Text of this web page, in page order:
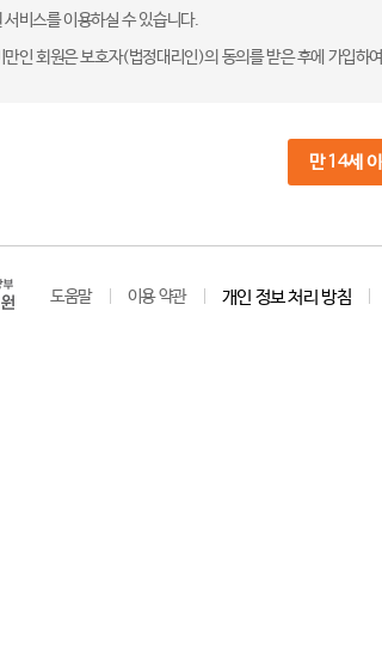
서비스를 이용하실 수 있습니다.
만인 회원은 보호자(법정대리인)의 동의를 받은 후에 가입하
만 14세
도움말 이용 약관 개인 정보 처리 방침